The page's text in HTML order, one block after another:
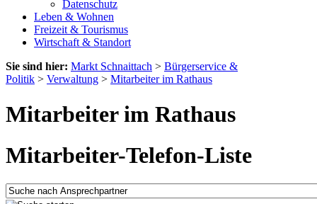
Datenschutz
Leben & Wohnen
Freizeit & Tourismus
Wirtschaft & Standort
Sie sind hier: Markt Schnaittach > Bürgerservice &
Politik > Verwaltung > Mitarbeiter im Rathaus
Mitarbeiter im Rathaus
Mitarbeiter-Telefon-Liste